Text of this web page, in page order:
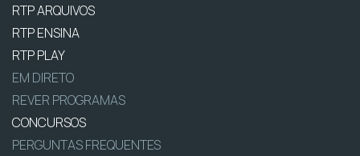
RTP ARQUIVOS
RTP ENSINA
RTP PLAY
EM DIRETO
REVER PROGRAMAS
CONCURSOS
PERGUNTAS FREQUENTES